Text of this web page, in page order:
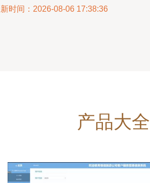
时间：2026-08-06 17:38:36
产品大全